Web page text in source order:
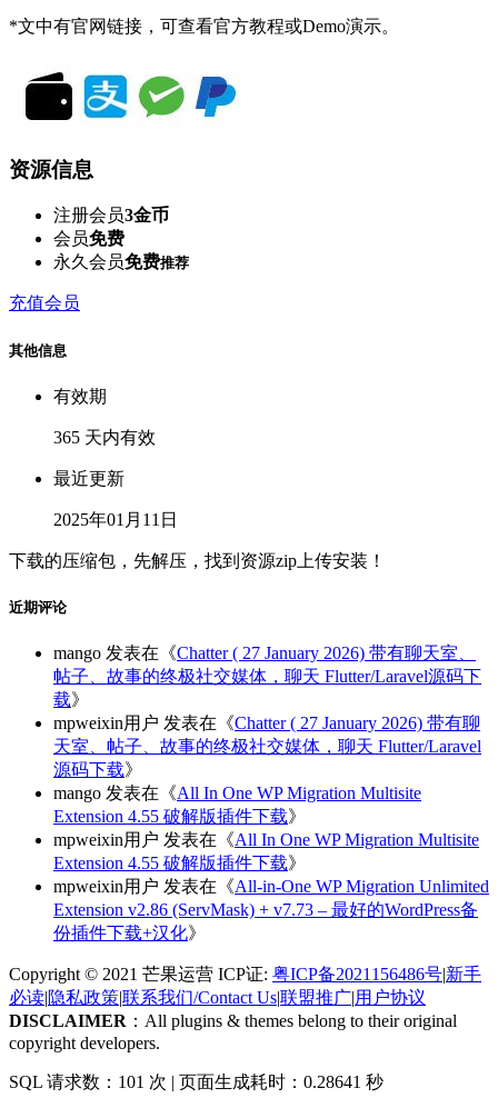
*文中有官网链接，可查看官方教程或Demo演示。
资源信息
注册会员3金币
会员免费
永久会员免费推荐
充值会员
其他信息
有效期
365 天内有效
最近更新
2025年01月11日
下载的压缩包，先解压，找到资源zip上传安装！
近期评论
mango 发表在《Chatter ( 27 January 2026) 带有聊天室、
帖子、故事的终极社交媒体，聊天 Flutter/Laravel源码下
载》
mpweixin用户 发表在《Chatter ( 27 January 2026) 带有聊
天室、帖子、故事的终极社交媒体，聊天 Flutter/Laravel
源码下载》
mango 发表在《All In One WP Migration Multisite
Extension 4.55 破解版插件下载》
mpweixin用户 发表在《All In One WP Migration Multisite
Extension 4.55 破解版插件下载》
mpweixin用户 发表在《All-in-One WP Migration Unlimited
Extension v2.86 (ServMask) + v7.73 – 最好的WordPress备
份插件下载+汉化》
Copyright © 2021 芒果运营 ICP证: 粤ICP备2021156486号|新手
必读|隐私政策|联系我们/Contact Us|联盟推广|用户协议
DISCLAIMER ：All plugins & themes belong to their original
copyright developers.
SQL 请求数：101 次 | 页面生成耗时：0.28641 秒